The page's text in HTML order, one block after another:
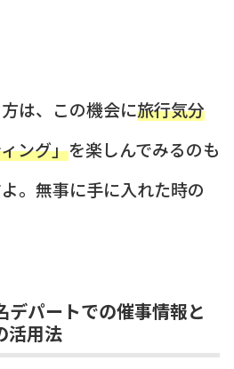
は、この機会に旅行気分
ング」を楽しんでみるのも
。無事に手に入れた時の
デパートでの催事情報と
活用法